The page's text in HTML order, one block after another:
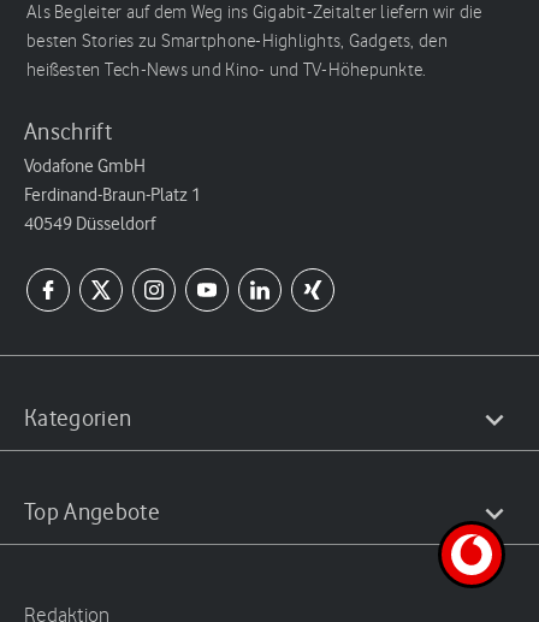
Als Begleiter auf dem Weg ins Gigabit-Zeitalter liefern wir die
besten Stories zu Smartphone-Highlights, Gadgets, den
heißesten Tech-News und Kino- und TV-Höhepunkte.
Anschrift
Vodafone GmbH
Ferdinand-Braun-Platz 1
40549 Düsseldorf
Kategorien
Top Angebote
Redaktion